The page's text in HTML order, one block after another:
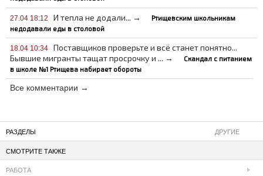
27.04 18:12 И тепла не додали... →
Ртищевским школьникам
недодавали еды в столовой
18.04 10:34
Поставщиков проверьте и всё станет понятно...
Бывшие мигранты тащат просрочку и ... →
Скандал с питанием
в школе №1 Ртищева набирает обороты
Все комментарии →
ДРУГИЕ
РАЗДЕЛЫ
СМОТРИТЕ ТАКЖЕ
РАБОТА